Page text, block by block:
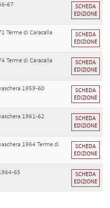
67
SCHEDA
EDIZIONE
Terme di Caracalla
SCHEDA
EDIZIONE
Terme di Caracalla
SCHEDA
EDIZIONE
1959-60
SCHEDA
EDIZIONE
1961-62
SCHEDA
EDIZIONE
1964 Terme di
SCHEDA
EDIZIONE
65
SCHEDA
EDIZIONE